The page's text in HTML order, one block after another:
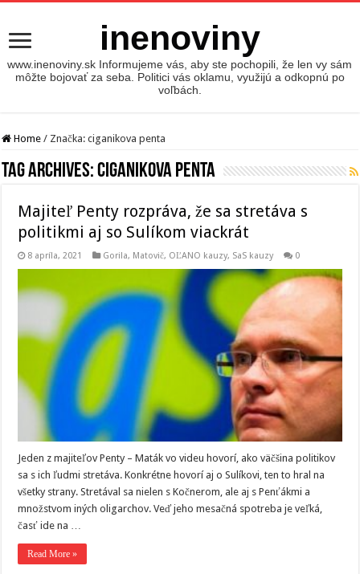
inenoviny
www.inenoviny.sk Informujeme vás, aby ste pochopili, že len vy sám
môžte bojovať za seba. Politici vás oklamu, využijú a odkopnú po
voľbách.
Home / Značka:ciganikova penta
Tag Archives:ciganikova penta
Majiteľ Penty rozpráva, že sa stretáva s
politikmi aj so Sulíkom viackrát
8 apríla, 2021 Gorila, Matovič, OĽANO kauzy, SaS kauzy 0
Jeden z majiteľov Penty – Maták vo videu hovorí, ako väčšina politikov
sa s ich ľudmi stretáva. Konkrétne hovorí aj o Sulíkovi, ten to hral na
všetky strany. Stretával sa nielen s Kočnerom, ale aj s Penťákmi a
množstvom iných oligarchov. Veď jeho mesačná spotreba je veľká,
časť ide na …
Read More »